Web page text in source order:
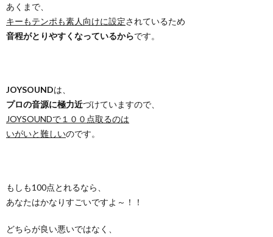
あくまで、
キーもテンポも素人向けに設定されているため
音程がとりやすくなっているからです。
JOYSOUNDは、
プロの音源に極力近づけていますので、
JOYSOUNDで１００点取るのは
いがいと難しいのです。
もしも100点とれるなら、
あなたはかなりすごいですよ～！！
どちらが良い悪いではなく、